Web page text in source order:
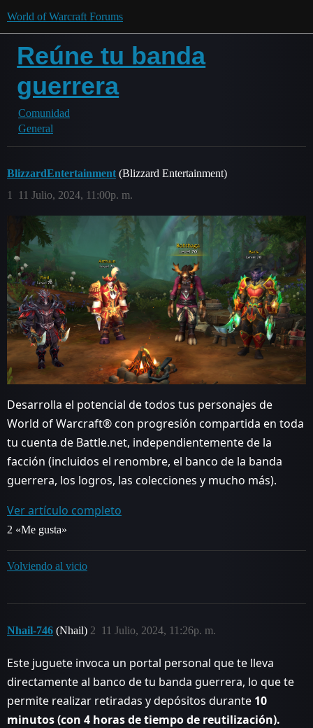
World of Warcraft Forums
Reúne tu banda
guerrera
Comunidad
General
BlizzardEntertainment (Blizzard Entertainment)
11 Julio, 2024, 11:00p. m.
1
Desarrolla el potencial de todos tus personajes de
World of Warcraft® con progresión compartida en toda
tu cuenta de Battle.net, independientemente de la
facción (incluidos el renombre, el banco de la banda
guerrera, los logros, las colecciones y mucho más).
Ver artículo completo
2 «Me gusta»
Volviendo al vicio
Nhail-746 (Nhail) 11 Julio, 2024, 11:26p. m.
2
Este juguete invoca un portal personal que te lleva
directamente al banco de tu banda guerrera, lo que te
permite realizar retiradas y depósitos durante 10
minutos (con 4 horas de tiempo de reutilización).